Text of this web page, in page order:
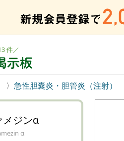
件／
急性胆嚢炎・胆管炎（注射）
メジンα
α